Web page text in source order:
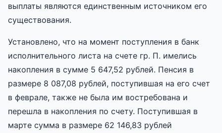
выплаты являются единственным источником его
существования.
Установлено, что на момент поступления в банк
исполнительного листа на счете гр. П. имелись
накопления в сумме 5 647,52 рублей. Пенсия в
размере 8 087,08 рублей, поступившая на его счет
в феврале, также не была им востребована и
перешла в накопления по счету. Поступившая в
марте сумма в размере 62 146,83 рублей